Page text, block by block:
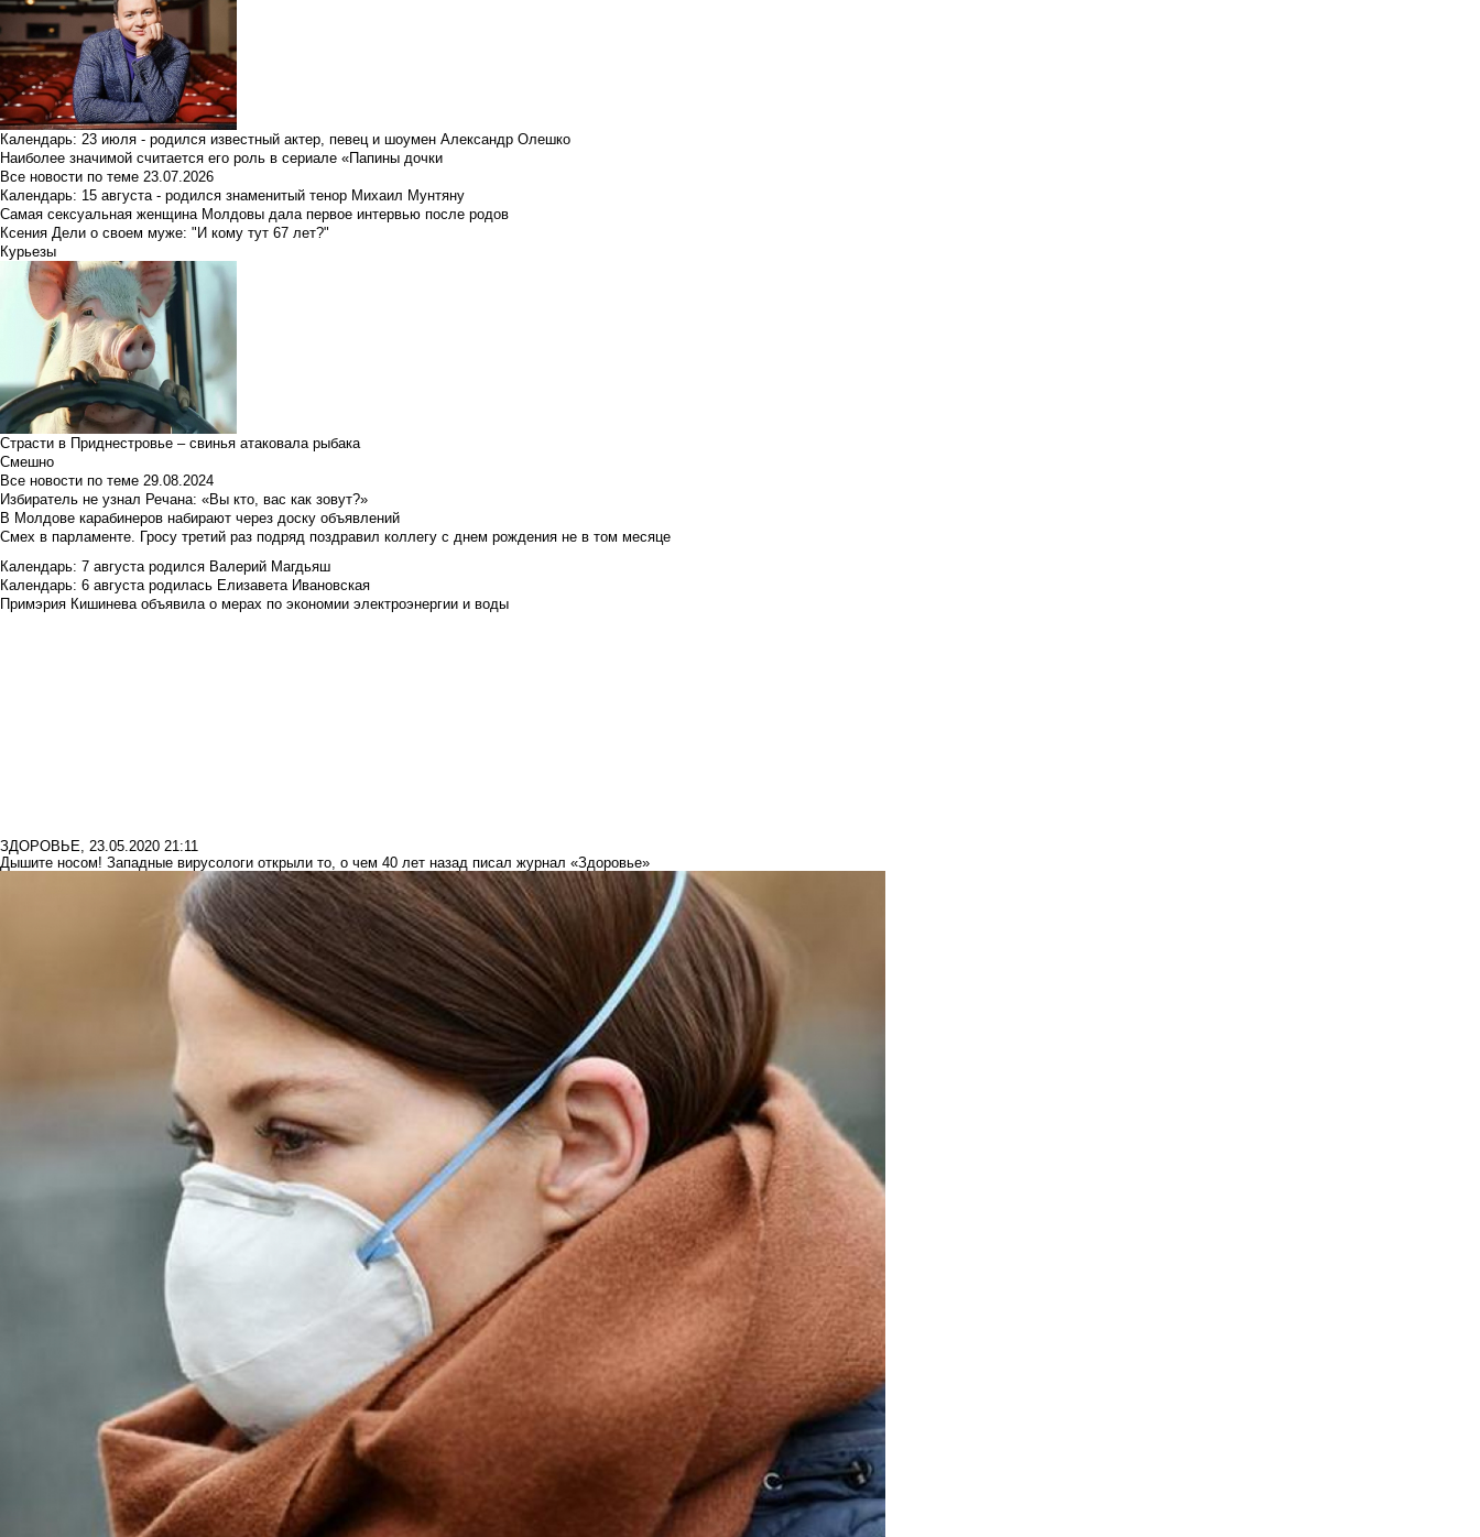
Календарь: 23 июля - родился известный актер, певец и шоумен Александр Олешко
Наиболее значимой считается его роль в сериале «Папины дочки
Все новости по теме 23.07.2026
Календарь: 15 августа - родился знаменитый тенор Михаил Мунтяну
Самая сексуальная женщина Молдовы дала первое интервью после родов
Ксения Дели о своем муже: "И кому тут 67 лет?"
Курьезы
Страсти в Приднестровье – свинья атаковала рыбака
Смешно
Все новости по теме 29.08.2024
Избиратель не узнал Речана: «Вы кто, вас как зовут?»
В Молдове карабинеров набирают через доску объявлений
Смех в парламенте. Гросу третий раз подряд поздравил коллегу с днем рождения не в том месяце
Календарь: 7 августа родился Валерий Магдьяш
Календарь: 6 августа родилась Елизавета Ивановская
Примэрия Кишинева объявила о мерах по экономии электроэнергии и воды
ЗДОРОВЬЕ, 23.05.2020 21:11
Дышите носом! Западные вирусологи открыли то, о чем 40 лет назад писал журнал «Здоровье»